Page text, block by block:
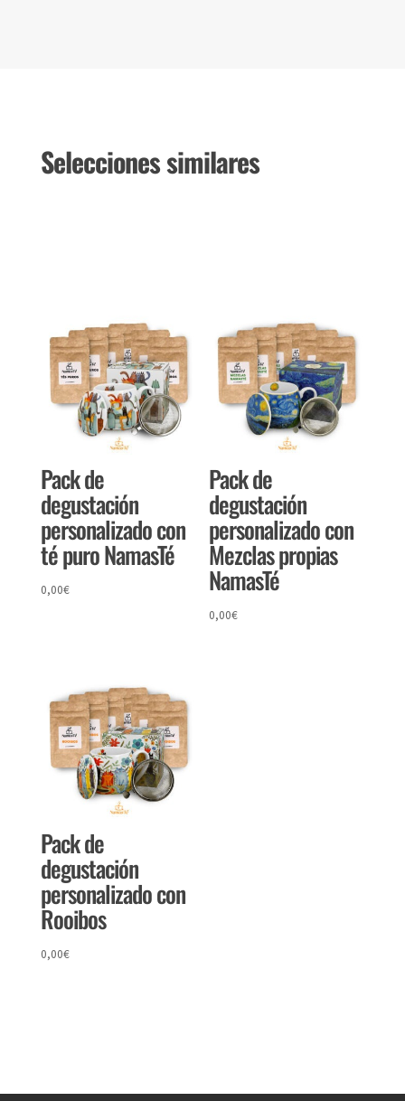
Selecciones similares
Pack de
degustación
personalizado con
té puro NamasTé
0,00€
Pack de
degustación
personalizado con
Mezclas propias
NamasTé
0,00€
Pack de
degustación
personalizado con
Rooibos
0,00€